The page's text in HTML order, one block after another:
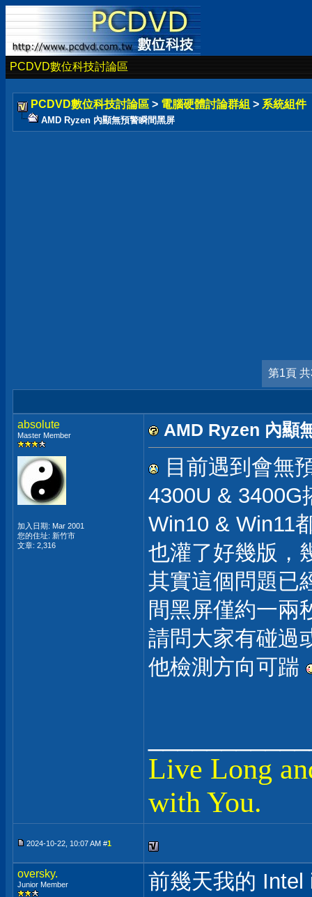
PCDVD數位科技討論區
PCDVD數位科技討論區 > 電腦硬體討論群組 > 系統組件
AMD Ryzen 內顯無預警瞬間黑屏
第1頁
absolute
Master Member
加入日期: Mar 2001
您的住址: 新竹市
文章: 2,316
AMD Ryzen 內顯
目前遇到會無
4300U & 3400G
Win10 & Win11
也灌了好幾版，
其實這個問題已
間黑屏僅約一兩
請問大家有碰過
他檢測方向可踹
Live Long
with You.
2024-10-22, 10:07 AM #1
oversky.
Junior Member
前幾天我的 Intel